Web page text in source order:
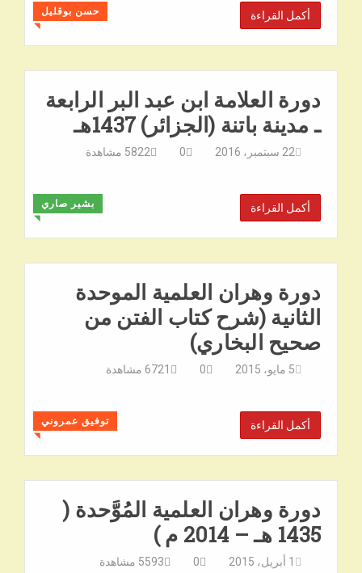
حسن بوقليل
◥
أكمل القراءة
دورة العلامة ابن عبد البر الرابعة
ـ مدينة باتنة (الجزائر) 1437هـ
22 سبتمبر، 2016 0
5822 مشاهدة
بشير صاري
◥
أكمل القراءة
دورة وهران العلمية الموحدة
الثانية (شرح كتاب الفتن من
صحيح البخاري)
5 مايو، 2015 0
6721 مشاهدة
توفيق عمروني
◥
أكمل القراءة
دورة وهران العلمية المُوَّحدة (
1435 هـ – 2014 م )
1 أبريل، 2015 0
5593 مشاهدة